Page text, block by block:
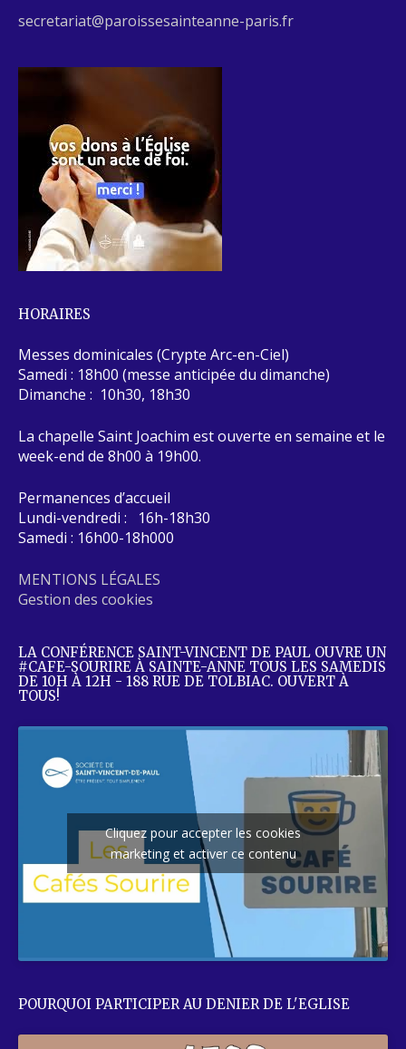
secretariat@paroissesainteanne-paris.fr
HORAIRES
Messes dominicales (Crypte Arc-en-Ciel)
Samedi : 18h00 (messe anticipée du dimanche)
Dimanche : 10h30, 18h30
La chapelle Saint Joachim est ouverte en semaine et le
week-end de 8h00 à 19h00.
Permanences d’accueil
Lundi-vendredi : 16h-18h30
Samedi : 16h00-18h000
MENTIONS LÉGALES
Gestion des cookies
LA CONFÉRENCE SAINT-VINCENT DE PAUL OUVRE UN
#CAFE-SOURIRE À SAINTE-ANNE TOUS LES SAMEDIS
DE 10H À 12H - 188 RUE DE TOLBIAC. OUVERT À
TOUS!
Cliquez pour accepter les cookies
marketing et activer ce contenu
POURQUOI PARTICIPER AU DENIER DE L'EGLISE